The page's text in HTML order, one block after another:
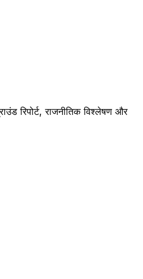
रिपोर्ट, राजनीतिक विश्लेषण और